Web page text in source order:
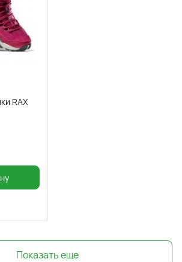
RAX
Показать еще